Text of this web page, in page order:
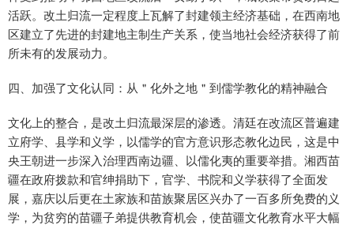
活跃。改土归流一定程度上瓦解了封建领主经济基础，在西南地
区建立了先进的封建地主制生产关系，使当地社会经济获得了前
所未有的发展动力。
四、加强了文化认同：从＂化外之地＂到儒学教化的精神融合
文化上的整合，是改土归流最深层的渗透。清廷在改流区普遍建
立府学、县学和义学，以儒学的官方意识形态教化边民，这是中
央王朝进一步深入治理西南边疆、以儒化夷的重要举措。湘西苗
疆在政府拨款和官绅捐助下，官学、书院和义学获得了全面发
展，嘉庆以后更在土家族和苗族聚居区兴办了一百多所免费的义
学，为贫穷的苗疆子弟提供教育机会，使苗疆文化教育水平大幅